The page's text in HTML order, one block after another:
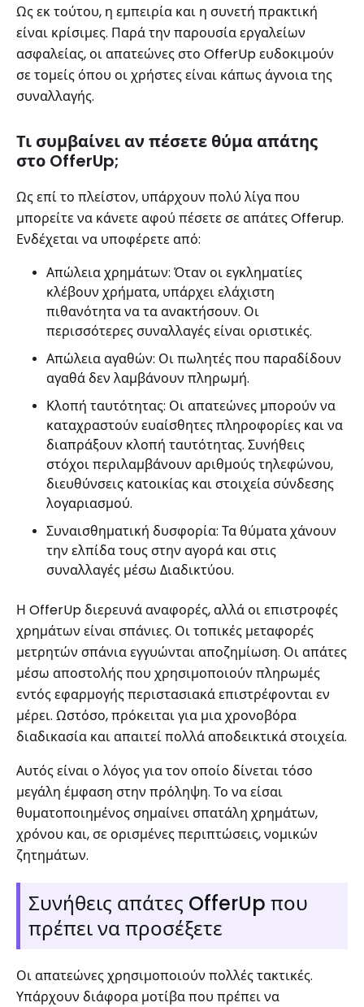
Ως εκ τούτου, η εμπειρία και η συνετή πρακτική
είναι κρίσιμες. Παρά την παρουσία εργαλείων
ασφαλείας, οι απατεώνες στο OfferUp ευδοκιμούν
σε τομείς όπου οι χρήστες είναι κάπως άγνοια της
συναλλαγής.
Τι συμβαίνει αν πέσετε θύμα απάτης
στο OfferUp;
Ως επί το πλείστον, υπάρχουν πολύ λίγα που
μπορείτε να κάνετε αφού πέσετε σε απάτες Offerup.
Ενδέχεται να υποφέρετε από:
Απώλεια χρημάτων: Όταν οι εγκληματίες
κλέβουν χρήματα, υπάρχει ελάχιστη
πιθανότητα να τα ανακτήσουν. Οι
περισσότερες συναλλαγές είναι οριστικές.
Απώλεια αγαθών: Οι πωλητές που παραδίδουν
αγαθά δεν λαμβάνουν πληρωμή.
Κλοπή ταυτότητας: Οι απατεώνες μπορούν να
καταχραστούν ευαίσθητες πληροφορίες και να
διαπράξουν κλοπή ταυτότητας. Συνήθεις
στόχοι περιλαμβάνουν αριθμούς τηλεφώνου,
διευθύνσεις κατοικίας και στοιχεία σύνδεσης
λογαριασμού.
Συναισθηματική δυσφορία: Τα θύματα χάνουν
την ελπίδα τους στην αγορά και στις
συναλλαγές μέσω Διαδικτύου.
Η OfferUp διερευνά αναφορές, αλλά οι επιστροφές
χρημάτων είναι σπάνιες. Οι τοπικές μεταφορές
μετρητών σπάνια εγγυώνται αποζημίωση. Οι απάτες
μέσω αποστολής που χρησιμοποιούν πληρωμές
εντός εφαρμογής περιστασιακά επιστρέφονται εν
μέρει. Ωστόσο, πρόκειται για μια χρονοβόρα
διαδικασία και απαιτεί πολλά αποδεικτικά στοιχεία.
Αυτός είναι ο λόγος για τον οποίο δίνεται τόσο
μεγάλη έμφαση στην πρόληψη. Το να είσαι
θυματοποιημένος σημαίνει σπατάλη χρημάτων,
χρόνου και, σε ορισμένες περιπτώσεις, νομικών
ζητημάτων.
Συνήθεις απάτες OfferUp που
πρέπει να προσέξετε
Οι απατεώνες χρησιμοποιούν πολλές τακτικές.
Υπάρχουν διάφορα μοτίβα που πρέπει να